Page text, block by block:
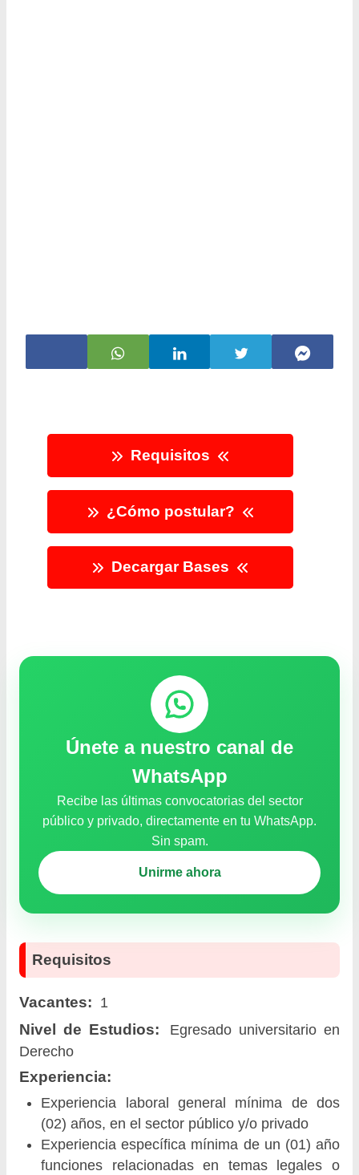
Requisitos
¿Cómo postular?
Decargar Bases
Únete a nuestro canal de
WhatsApp
Recibe las últimas convocatorias del sector
público y privado, directamente en tu WhatsApp.
Sin spam.
Unirme ahora
Requisitos
Vacantes: 1
Nivel de Estudios:
Egresado universitario en
Derecho
Experiencia:
Experiencia laboral general mínima de dos
(02) años, en el sector público y/o privado
Experiencia específica mínima de un (01) año
funciones relacionadas en temas legales o